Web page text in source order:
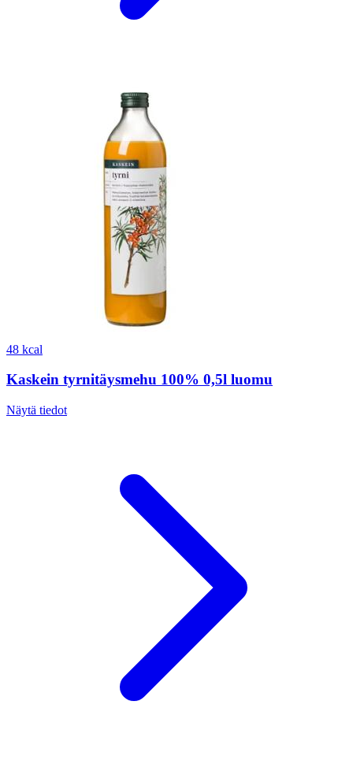
48 kcal
Kaskein tyrnitäysmehu 100% 0,5l luomu
Näytä tiedot